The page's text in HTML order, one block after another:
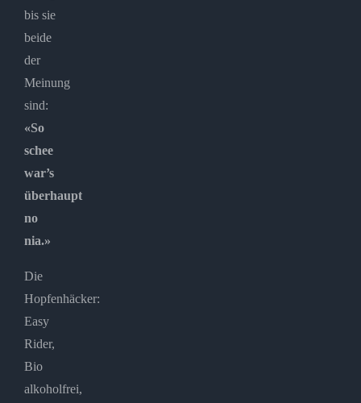
bis sie
beide
der
Meinung
sind:
«So
schee
war’s
überhaupt
no
nia.»
Die
Hopfenhäcker:
Easy
Rider,
Bio
alkoholfrei,